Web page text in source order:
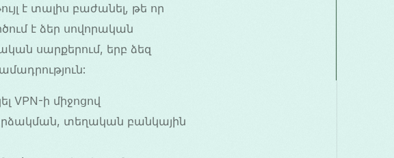
է տալիս բաժանել, թե որ
է ձեր սովորական
սարքերում, երբ ձեզ
VPN-ի միջոցով
տեղական բանկային